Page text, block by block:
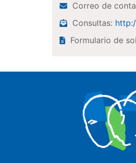
Correo de
Consultas:
Formulario de